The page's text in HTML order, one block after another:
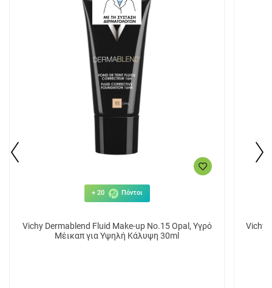
+ 20 Πόντοι
Vichy Dermablend Fluid Make-up No.15 Opal, Υγρό
Μέικαπ για Υψηλή Κάλυψη 30ml
Vichy